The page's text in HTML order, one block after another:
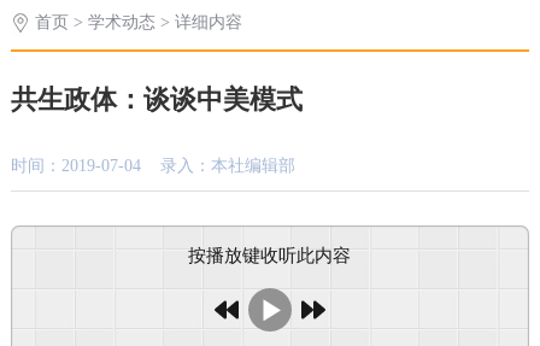
首页 > 学术动态> 详细内容
共生政体：谈谈中美模式
时间：2019-07-04 录入：本社编辑部
按播放键收听此内容